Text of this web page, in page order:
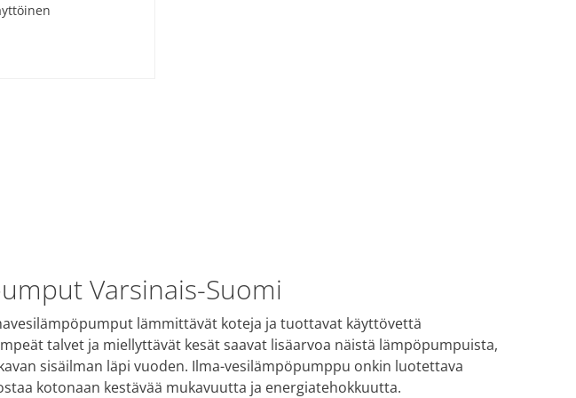
Varsinais-Suomi
lämmittävät koteja ja tuottavat käyttövettä
talvet ja miellyttävät kesät saavat lisäarvoa näistä lämpöpumpuista,
sisäilman läpi vuoden. Ilma-vesilämpöpumppu onkin luotettava
kotonaan kestävää mukavuutta ja energiatehokkuutta.